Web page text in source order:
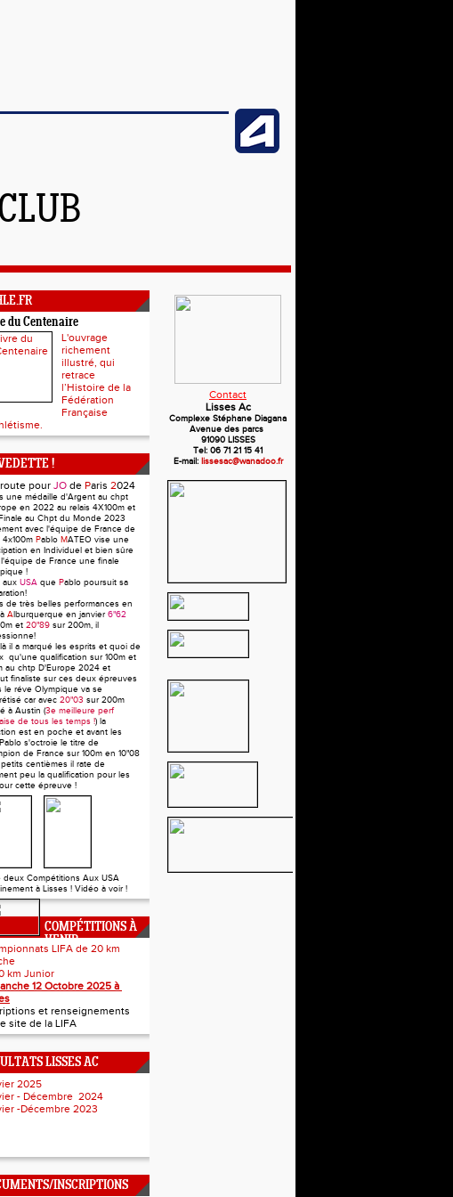
du Centenaire
L'ouvrage
richement
illustré, qui
retrace
l’Histoire de la
Fédération
Française
!
pour JO de Paris 2024
une médaille d'Argent au chpt
en 2022 au relais 4X100m et
au Chpt du Monde 2023
avec l'équipe de France de
4x100m Pablo MATEO vise une
en Individuel et bien sûre
de France une finale
!
aux USA que Pablo poursuit sa
de très belles performances en
Alburquerque en janvier6"62
et 20"89 sur 200m, il
il a marqué les esprits et quoi de
qu'une qualification sur 100m et
au chtp D'Europe 2024 et
finaliste sur ces deux épreuves
le réve Olympique va se
car avec 20"03 sur 200m
à Austin (3e meilleure perf
de tous les temps !) la
est en poche et avant les
s'octroie le titre de
de France sur 100m en 10"08
centièmes il rate de
peu la qualification pour les
cette épreuve !
deux Compétitions Aux USA
à Lisses ! Vidéo à voir !
COMPÉTITIONS À
VENIR
LIFA de 20 km
10 km Junior
12 Octobre 2025 à
et renseignements
site de la LIFA
LISSES AC
2025
- Décembre 2024
-Décembre 2023
INSCRIPTIONS
Contact
Lisses Ac
Complexe Stéphane Diagana
Avenue des parcs
91090 LISSES
Tel: 06 71 21 15 41
E-mail: lissesac@wanadoo.fr